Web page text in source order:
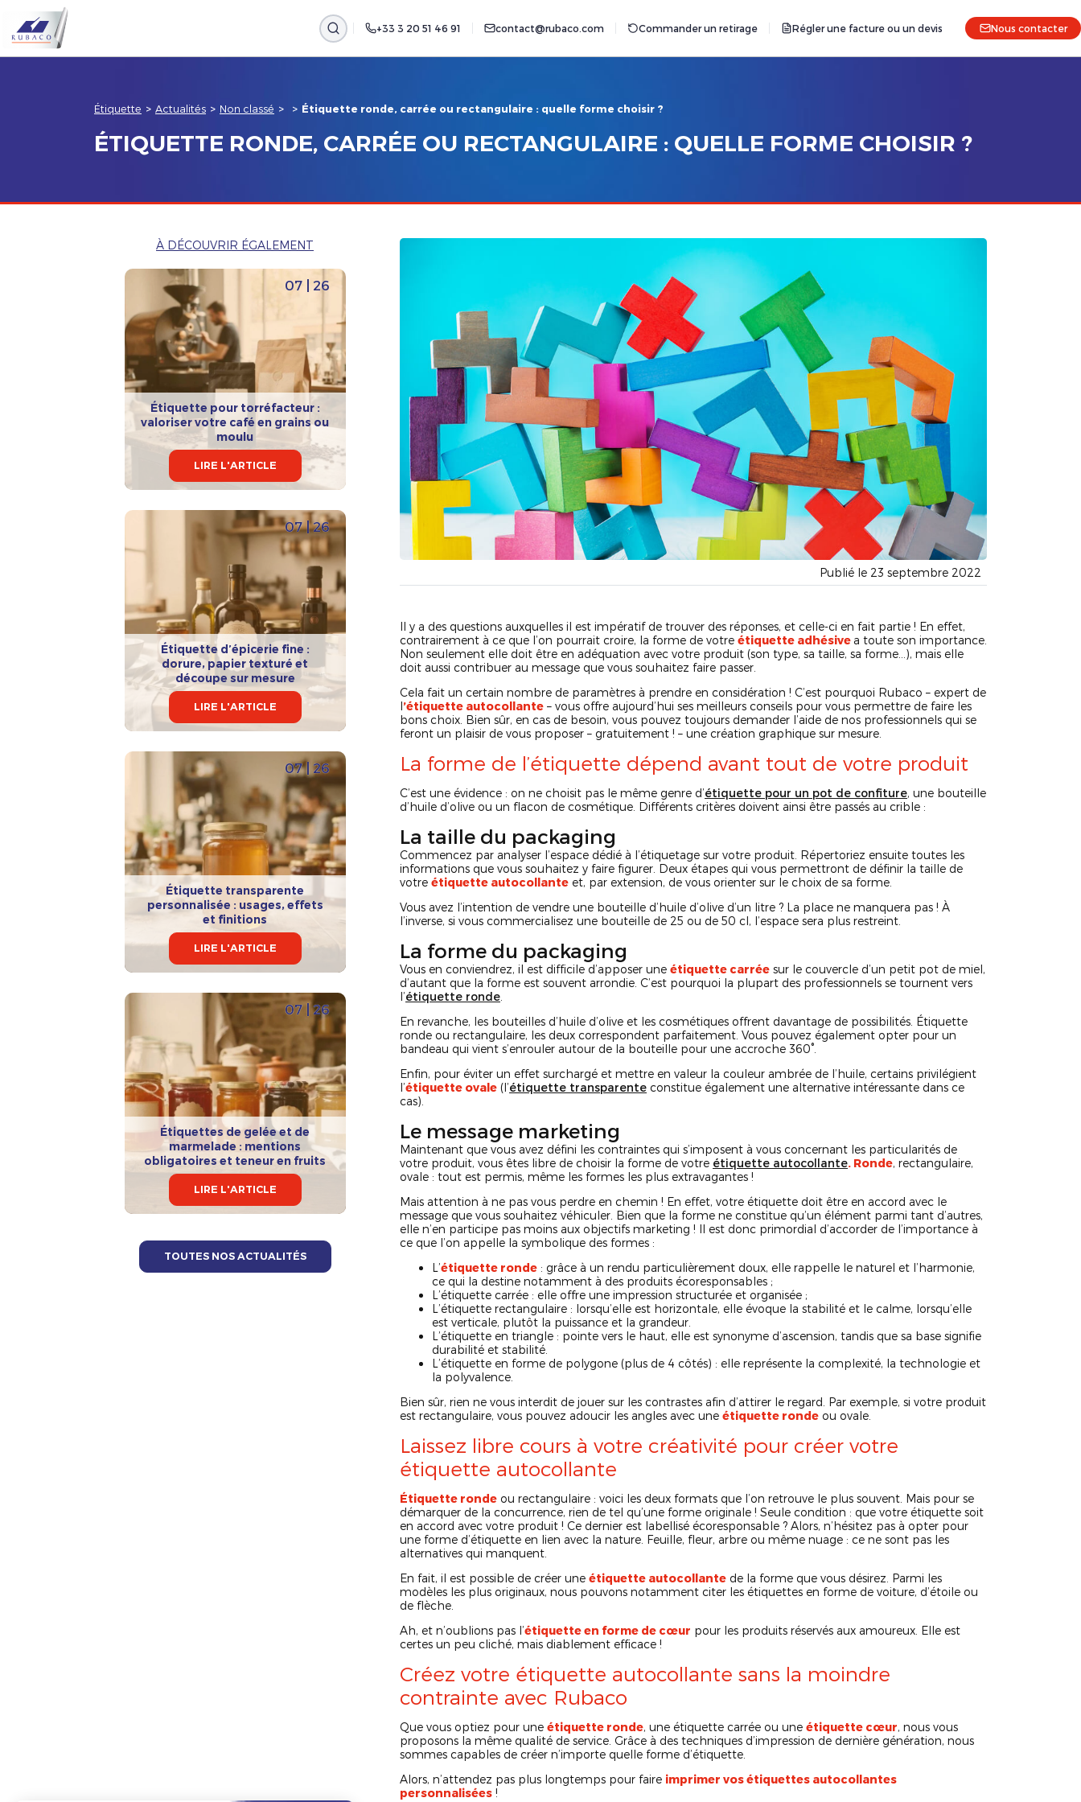
+33 3 20 51 46 91 contact@rubaco.com Commander un retirage Régler une facture ou un devis Nous contacter
Étiquette > Actualités > Non classé > > Étiquette ronde, carrée ou rectangulaire : quelle forme choisir ?
ÉTIQUETTE RONDE, CARRÉE OU RECTANGULAIRE : QUELLE FORME CHOISIR ?
À DÉCOUVRIR ÉGALEMENT
07 | 26
Étiquette pour torréfacteur :
valoriser votre café en grains ou
moulu
LIRE L'ARTICLE
07 | 26
Étiquette d’épicerie fine :
dorure, papier texturé et
découpe sur mesure
LIRE L'ARTICLE
07 | 26
Étiquette transparente
personnalisée : usages, effets
et finitions
LIRE L'ARTICLE
07 | 26
Étiquettes de gelée et de
marmelade : mentions
obligatoires et teneur en fruits
LIRE L'ARTICLE
TOUTES NOS ACTUALITÉS
Publié le 23 septembre 2022
Il y a des questions auxquelles il est impératif de trouver des réponses, et celle-ci en fait partie ! En effet,
contrairement à ce que l’on pourrait croire, la forme de votre étiquette adhésive a toute son importance.
Non seulement elle doit être en adéquation avec votre produit (son type, sa taille, sa forme…), mais elle
doit aussi contribuer au message que vous souhaitez faire passer.
Cela fait un certain nombre de paramètres à prendre en considération ! C’est pourquoi Rubaco – expert de
l’étiquette autocollante – vous offre aujourd’hui ses meilleurs conseils pour vous permettre de faire les
bons choix. Bien sûr, en cas de besoin, vous pouvez toujours demander l’aide de nos professionnels qui se
feront un plaisir de vous proposer – gratuitement ! – une création graphique sur mesure.
La forme de l’étiquette dépend avant tout de votre produit
C’est une évidence : on ne choisit pas le même genre d’étiquette pour un pot de confiture, une bouteille
d’huile d’olive ou un flacon de cosmétique. Différents critères doivent ainsi être passés au crible :
La taille du packaging
Commencez par analyser l’espace dédié à l’étiquetage sur votre produit. Répertoriez ensuite toutes les
informations que vous souhaitez y faire figurer. Deux étapes qui vous permettront de définir la taille de
votre étiquette autocollante et, par extension, de vous orienter sur le choix de sa forme.
Vous avez l’intention de vendre une bouteille d’huile d’olive d’un litre ? La place ne manquera pas ! À
l’inverse, si vous commercialisez une bouteille de 25 ou de 50 cl, l’espace sera plus restreint.
La forme du packaging
Vous en conviendrez, il est difficile d’apposer une étiquette carrée sur le couvercle d’un petit pot de miel,
d’autant que la forme est souvent arrondie. C’est pourquoi la plupart des professionnels se tournent vers
l’étiquette ronde
En revanche, les bouteilles d’huile d’olive et les cosmétiques offrent davantage de possibilités. Étiquette
ronde ou rectangulaire, les deux correspondent parfaitement. Vous pouvez également opter pour un
bandeau qui vient s’enrouler autour de la bouteille pour une accroche 360°.
Enfin, pour éviter un effet surchargé et mettre en valeur la couleur ambrée de l’huile, certains privilégient
l’étiquette ovale (l’étiquette transparente constitue également une alternative intéressante dans ce
cas).
Le message marketing
Maintenant que vous avez défini les contraintes qui s’imposent à vous concernant les particularités de
votre produit, vous êtes libre de choisir la forme de votre étiquette autocollante. Ronde, rectangulaire,
ovale : tout est permis, même les formes les plus extravagantes !
Mais attention à ne pas vous perdre en chemin ! En effet, votre étiquette doit être en accord avec le
message que vous souhaitez véhiculer. Bien que la forme ne constitue qu’un élément parmi tant d’autres,
elle n’en participe pas moins aux objectifs marketing ! Il est donc primordial d’accorder de l’importance à
ce que l’on appelle la symbolique des formes :
L’étiquette ronde : grâce à un rendu particulièrement doux, elle rappelle le naturel et l’harmonie,
ce qui la destine notamment à des produits écoresponsables ;
L’étiquette carrée : elle offre une impression structurée et organisée ;
L’étiquette rectangulaire : lorsqu’elle est horizontale, elle évoque la stabilité et le calme, lorsqu’elle
est verticale, plutôt la puissance et la grandeur.
L’étiquette en triangle : pointe vers le haut, elle est synonyme d’ascension, tandis que sa base signifie
durabilité et stabilité.
L’étiquette en forme de polygone (plus de 4 côtés) : elle représente la complexité, la technologie et
la polyvalence.
Bien sûr, rien ne vous interdit de jouer sur les contrastes afin d’attirer le regard. Par exemple, si votre produit
est rectangulaire, vous pouvez adoucir les angles avec une étiquette ronde ou ovale.
Laissez libre cours à votre créativité pour créer votre
étiquette autocollante
Étiquette ronde ou rectangulaire : voici les deux formats que l’on retrouve le plus souvent. Mais pour se
démarquer de la concurrence, rien de tel qu’une forme originale ! Seule condition : que votre étiquette soit
en accord avec votre produit ! Ce dernier est labellisé écoresponsable ? Alors, n’hésitez pas à opter pour
une forme d’étiquette en lien avec la nature. Feuille, fleur, arbre ou même nuage : ce ne sont pas les
alternatives qui manquent.
En fait, il est possible de créer une étiquette autocollante de la forme que vous désirez. Parmi les
modèles les plus originaux, nous pouvons notamment citer les étiquettes en forme de voiture, d’étoile ou
de flèche.
Ah, et n’oublions pas l’étiquette en forme de cœur pour les produits réservés aux amoureux. Elle est
certes un peu cliché, mais diablement efficace !
Créez votre étiquette autocollante sans la moindre
contrainte avec Rubaco
Que vous optiez pour une étiquette ronde, une étiquette carrée ou une étiquette cœur, nous vous
proposons la même qualité de service. Grâce à des techniques d’impression de dernière génération, nous
sommes capables de créer n’importe quelle forme d’étiquette.
Alors, n’attendez pas plus longtemps pour faire imprimer vos étiquettes autocollantes
personnalisées !